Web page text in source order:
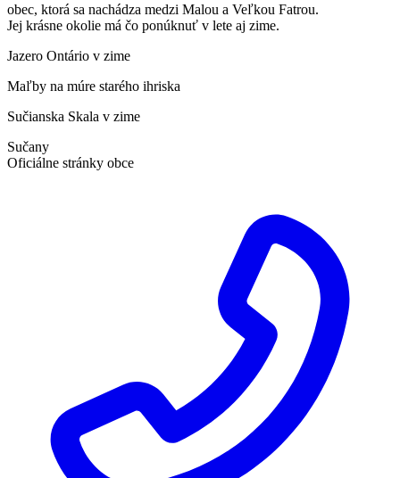
obec, ktorá sa nachádza medzi Malou a Veľkou Fatrou.
Jej krásne okolie má čo ponúknuť v lete aj zime.
Jazero Ontário v zime
Maľby na múre starého ihriska
Sučianska Skala v zime
Sučany
Oficiálne stránky obce